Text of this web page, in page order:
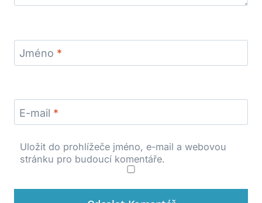
Jméno *
E-mail *
Uložit do prohlížeče jméno, e-mail a webovou
stránku pro budoucí komentáře.